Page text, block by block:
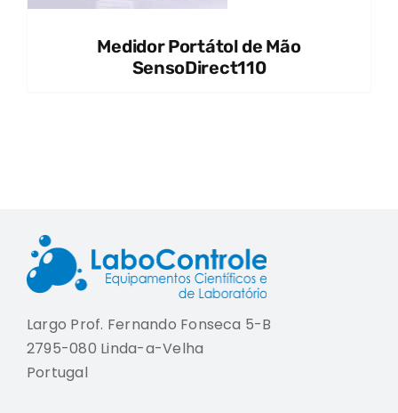
Medidor Portátol de Mão
SensoDirect110
Largo Prof. Fernando Fonseca 5-B
2795-080 Linda-a-Velha
Portugal